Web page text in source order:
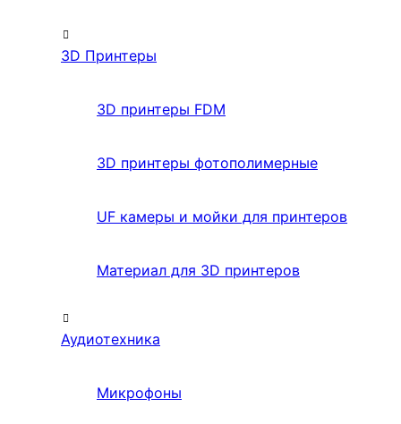
3D Принтеры
3D принтеры FDM
3D принтеры фотополимерные
UF камеры и мойки для принтеров
Материал для 3D принтеров
Аудиотехника
Микрофоны